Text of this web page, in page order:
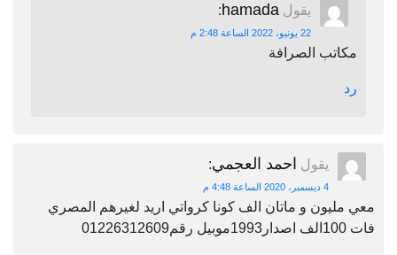
يقول hamada
:
22 يونيو، 2022 الساعة 2:48 م
مكاتب الصرافة
رد
يقول احمد العجمي:
4 ديسمبر، 2020 الساعة 4:48 م
معي مليون و ماتان الف كونا كرواتي اريد لغيرهم المصري
فات 100الف اصدار1993موبيل رقم01226312609